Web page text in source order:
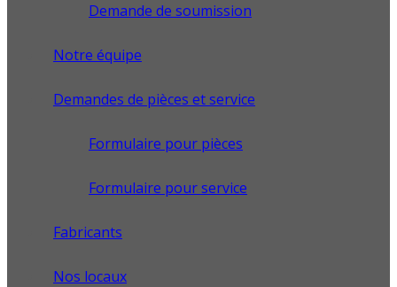
Demande de soumission
Notre équipe
Demandes de pièces et service
Formulaire pour pièces
Formulaire pour service
Fabricants
Nos locaux